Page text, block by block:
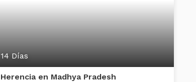
14 Días
Herencia en Madhya Pradesh